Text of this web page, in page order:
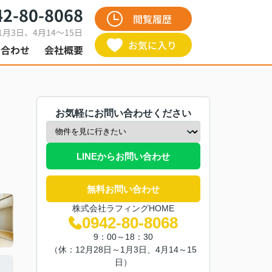
80-8068
3日、4月14～15日
わせ 会社概要
閲覧履歴
お気に入り
お気軽にお問い合わせください
LINEからお問い合わせ
無料お問い合わせ
株式会社ラフィングHOME
0942-80-8068
9：00～18：30
（休：12月28日～1月3日、4月14～15
日）